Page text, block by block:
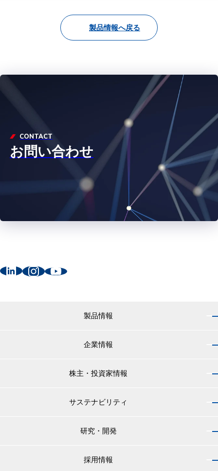
製品情報へ戻る
CONTACT
お問い合わせ
製品情報
小型船舶・漁船用塗料・漁網用防汚剤
企業情報
株主・投資家情報
株主・投資家情報 トップサステナビリティ
サステナビリティ トップ研究・開発
採用情報